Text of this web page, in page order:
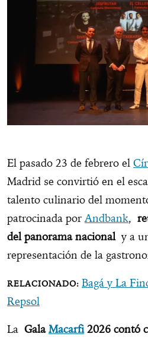
El pasado 23 de febrero el
Madrid se convirtió en el
talento culinario del
patrocinada porAndbank,
del panorama nacionaly a
representación de la
Bagá y La
Repsol
La GalaMacarfi2026 contó